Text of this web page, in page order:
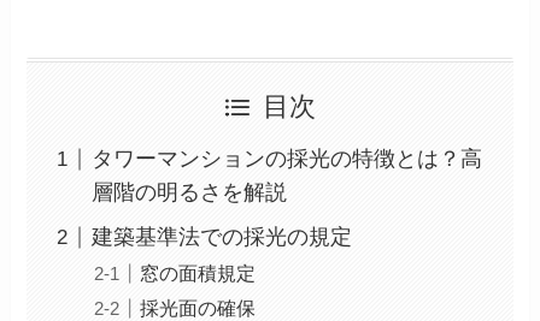
目次
タワーマンションの採光の特徴とは？高
層階の明るさを解説
建築基準法での採光の規定
窓の面積規定
採光面の確保